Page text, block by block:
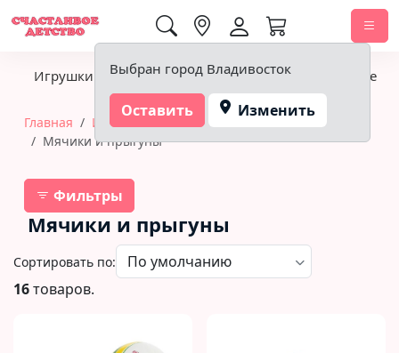
Выбран город Владивосток
Оставить Изменить
Игрушки Детское питание Подгузники, гигиена
Главная Игрушки
Товары для спорта и отдыха
Мячики и прыгуны
Фильтры
Мячики и прыгуны
Сортировать по:
16товаров.